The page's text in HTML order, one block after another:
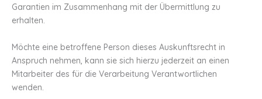
Garantien im Zusammenhang mit der Übermittlung zu
erhalten.
Möchte eine betroffene Person dieses Auskunftsrecht in
Anspruch nehmen, kann sie sich hierzu jederzeit an einen
Mitarbeiter des für die Verarbeitung Verantwortlichen
wenden.